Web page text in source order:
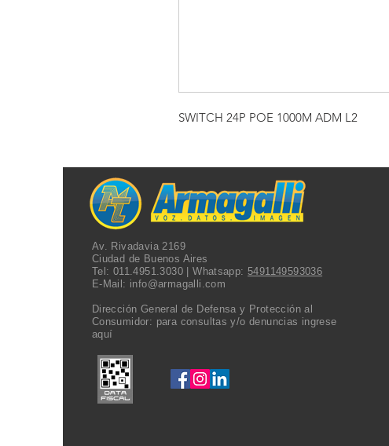
SWITCH 24P POE 1000M ADM L2
Av. Rivadavia 2169
Ciudad de Buenos Aires
Tel: 011.4951.3030| Whatsapp:5491149593036
E-Mail: info@armagalli.com
Dirección General de Defensa y Protección al
Consumidor: para consultas y/o denuncias ingrese
aquí